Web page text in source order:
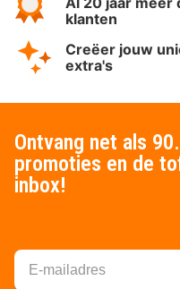
klanten
Creëer jouw
extra's
Ontvang net als
promoties en de
inbox!